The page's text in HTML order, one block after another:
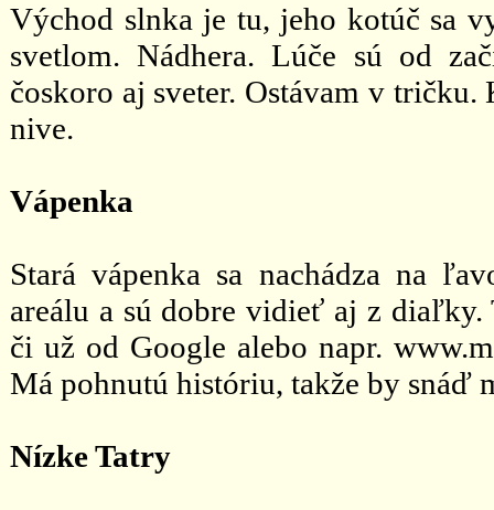
Východ slnka je tu, jeho kotúč sa
svetlom. Nádhera. Lúče sú od
čoskoro aj sveter. Ostávam v
nive.
Vápenka
Stará vápenka sa nachádza na
areálu a sú dobre vidieť aj z
či už od Google alebo napr.
Má pohnutú históriu, takže by snáď
Nízke Tatry